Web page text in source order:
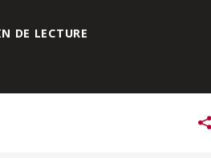
DE LECTURE